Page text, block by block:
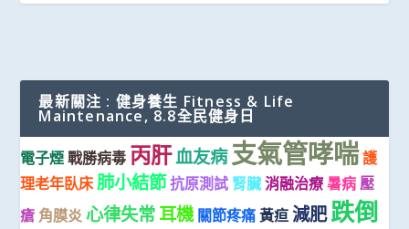
最新關注 : 健身養生 Fitness & Life
Maintenance, 8.8全民健身日
電子煙 戰勝病毒 丙肝血友病 支氣管哮喘護
理老年臥床 肺小結節抗原測試 腎臟消融治療 暑病 壓
瘡 角膜炎 心律失常耳機 關節疼痛 黃疸 減肥跌倒